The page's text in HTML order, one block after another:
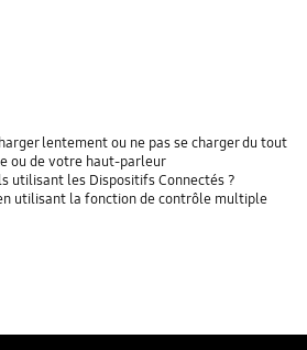
lentement ou ne pas se charger du tout
ou de votre haut-parleur
utilisant les Dispositifs Connectés ?
utilisant la fonction de contrôle multiple